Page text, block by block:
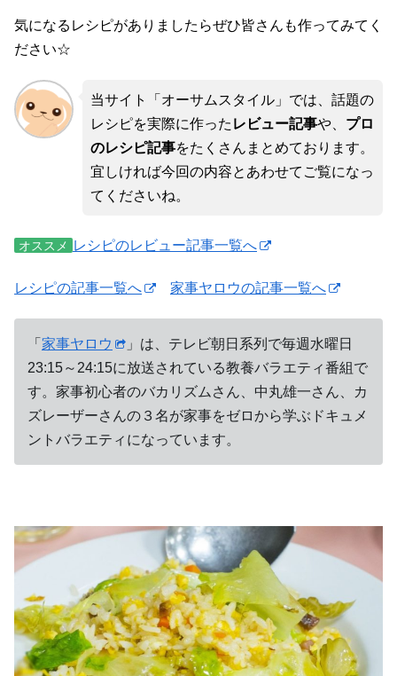
気になるレシピがありましたらぜひ皆さんも作ってみてく
ださい☆
当サイト「オーサムスタイル」では、話題の
レシピを実際に作った レビュー記事や、 プロ
のレシピ記事をたくさんまとめております。
宜しければ今回の内容とあわせてご覧になっ
てくださいね。
オススメ レシピのレビュー記事一覧へ
レシピの記事一覧へ 家事ヤロウの記事一覧へ
「 家事ヤロウ
」は、テレビ朝日系列で毎週水曜日
23:15～24:15に放送されている教養バラエティ番組で
す。家事初心者のバカリズムさん、中丸雄一さん、カ
ズレーザーさんの３名が家事をゼロから学ぶドキュメ
ントバラエティになっています。